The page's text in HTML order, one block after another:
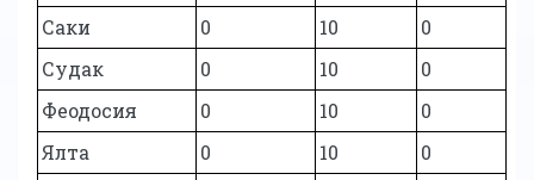
Саки
0 10
0
Судак
0 10
0
Феодосия
0 10
0
Ялта
0 10
0